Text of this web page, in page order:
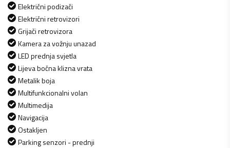
Električni podizači
Električni retrovizori
Grijači retrovizora
Kamera za vožnju unazad
LED prednja svjetla
Lijeva bočna klizna vrata
Metalik boja
Multifunkcionalni volan
Multimedija
Navigacija
Ostakljen
Parking senzori - prednji